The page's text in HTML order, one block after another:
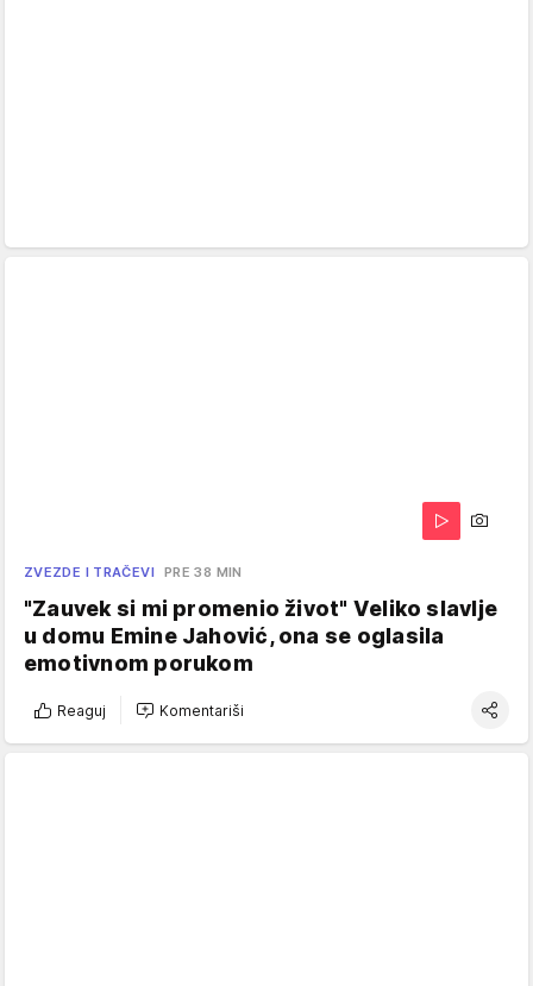
ZVEZDE I TRAČEVI PRE 38 MIN
"Zauvek si mi promenio život" Veliko slavlje
u domu Emine Jahović, ona se oglasila
emotivnom porukom
Reaguj Komentariši